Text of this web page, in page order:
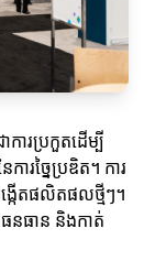
ការប្រកួតដើម្បី
រច្នៃប្រឌិត។ ការ
ង្កើតផលិតផលថ្មីៗ។
ធនធាន និងកាត់